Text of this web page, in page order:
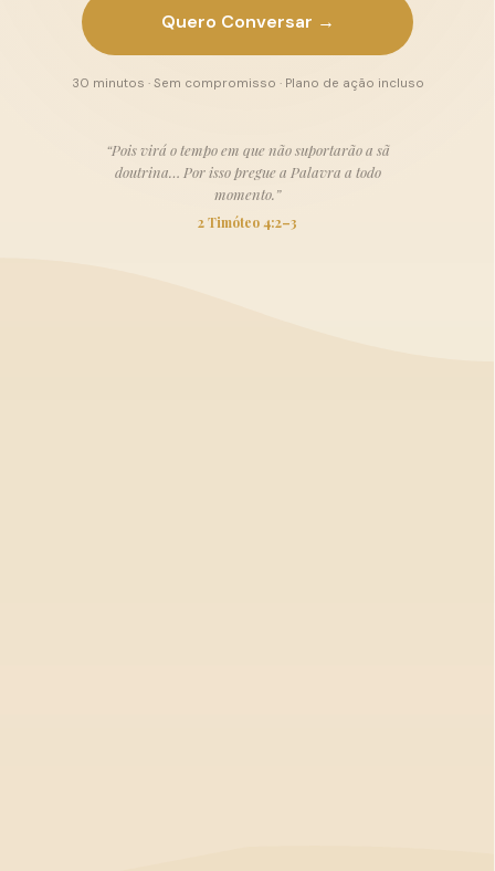
Quero Conversar →
30 minutos · Sem compromisso · Plano de ação incluso
“Pois virá o tempo em que não suportarão a sã
doutrina… Por isso pregue a Palavra a todo
momento.”
2 Timóteo 4:2–3